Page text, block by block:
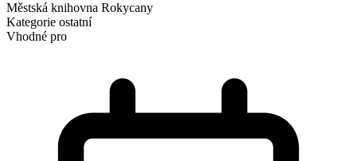
Městská knihovna Rokycany
Kategorie ostatní
Vhodné pro